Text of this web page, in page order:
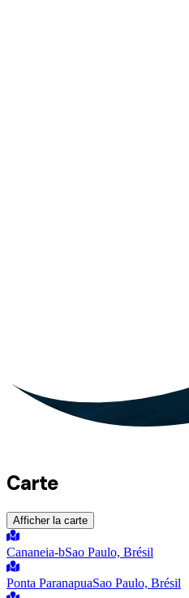
Carte
Afficher la carte
Cananeia-bSao Paulo, Brésil
Ponta ParanapuaSao Paulo, Brésil